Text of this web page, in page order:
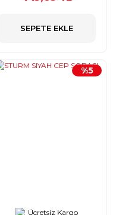
SEPETE EKLE
Ücretsiz Kargo
%5